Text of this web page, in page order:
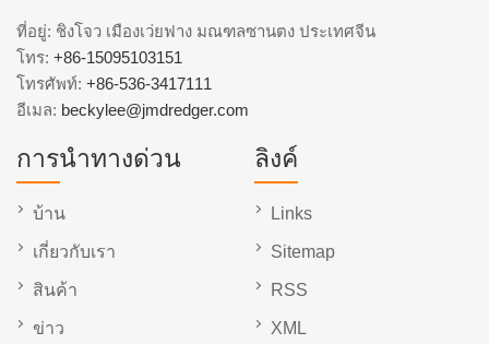
ที่อยู่: ชิงโจว เมืองเว่ยฟาง มณฑลซานตง ประเทศจีน
โทร: +86-15095103151
โทรศัพท์: +86-536-3417111
อีเมล: beckylee@jmdredger.com
การนำทางด่วน
บ้าน
เกี่ยวกับเรา
สินค้า
ข่าว
ลิงค์
Links
Sitemap
RSS
XML